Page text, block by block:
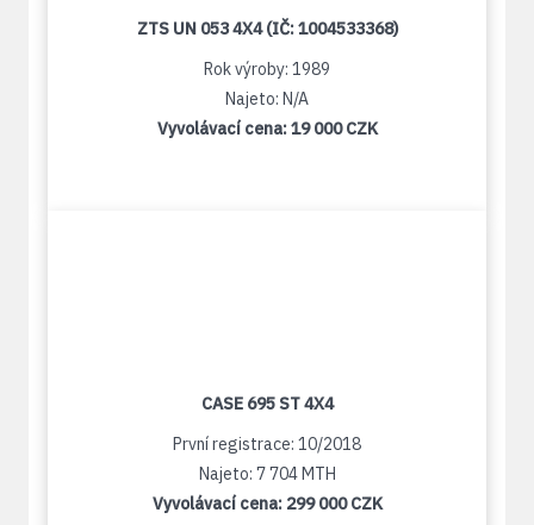
ZTS UN 053 4X4 (IČ: 1004533368)
Rok výroby: 1989
Najeto: N/A
Vyvolávací cena:19 000 CZK
CASE 695 ST 4X4
První registrace: 10/2018
Najeto: 7 704 MTH
Vyvolávací cena: 299 000 CZK